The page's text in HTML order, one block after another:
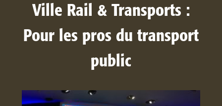
Ville Rail & Transports :
Pour les pros du transport
public